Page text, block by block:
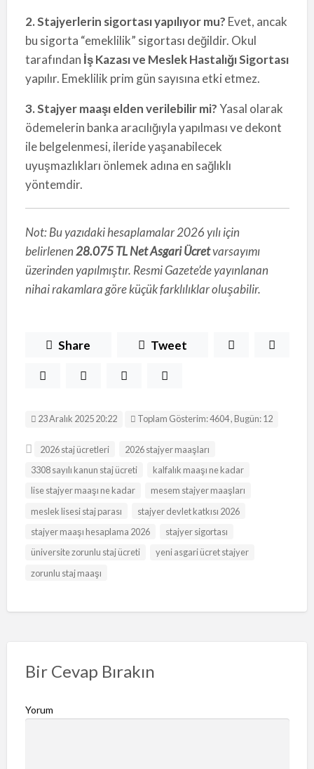
2. Stajyerlerin sigortası yapılıyor mu? Evet, ancak
bu sigorta “emeklilik” sigortası değildir. Okul
tarafından İş Kazası ve Meslek Hastalığı Sigortası
yapılır. Emeklilik prim gün sayısına etki etmez.
3. Stajyer maaşı elden verilebilir mi?Yasal olarak
ödemelerin banka aracılığıyla yapılması ve dekont
ile belgelenmesi, ileride yaşanabilecek
uyuşmazlıkları önlemek adına en sağlıklı
yöntemdir.
Not: Bu yazıdaki hesaplamalar 2026 yılı için
belirlenen28.075 TL Net Asgari Ücretvarsayımı
üzerinden yapılmıştır. Resmi Gazete’de yayınlanan
nihai rakamlara göre küçük farklılıklar oluşabilir.
Share Tweet
23 Aralık 2025 20:22 Toplam Gösterim: 4604 , Bugün: 12
2026 staj ücretleri
2026 stajyer maaşları
3308 sayılı kanun staj ücreti
kalfalık maaşı ne kadar
lise stajyer maaşı ne kadar
mesem stajyer maaşları
meslek lisesi staj parası
stajyer devlet katkısı 2026
stajyer maaşı hesaplama 2026
stajyer sigortası
üniversite zorunlu staj ücreti
yeni asgari ücret stajyer
zorunlu staj maaşı
Bir Cevap Bırakın
Yorum